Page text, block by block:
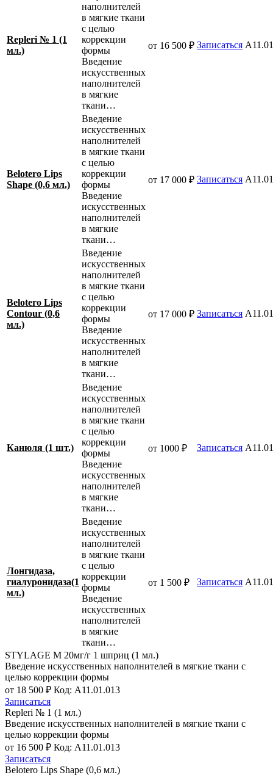
Repleri № 1 (1
мл.)
наполнителей
в мягкие ткани
с целью
коррекции
формы
Введение
искусственных
наполнителей
в мягкие
ткани…
от 16 500 ₽ Записаться
Belotero Lips
Shape (0,6 мл.)
Введение
искусственных
наполнителей
в мягкие ткани
с целью
коррекции
формы
Введение
искусственных
наполнителей
в мягкие
ткани…
от 17 000 ₽ Записаться
Belotero Lips
Contour (0,6
мл.)
Введение
искусственных
наполнителей
в мягкие ткани
с целью
коррекции
формы
Введение
искусственных
наполнителей
в мягкие
ткани…
от 17 000 ₽ Записаться
Канюля (1 шт.)
Введение
искусственных
наполнителей
в мягкие ткани
с целью
коррекции
формы
Введение
искусственных
наполнителей
в мягкие
ткани…
от 1000 ₽ Записаться
Лонгидаза,
гиалуронидаза(1
мл.)
Введение
искусственных
наполнителей
в мягкие ткани
с целью
коррекции
формы
Введение
искусственных
наполнителей
в мягкие
ткани…
от 1 500 ₽ Записаться
STYLAGE М 20мг/г 1 шприц (1 мл.)
Введение искусственных наполнителей в мягкие ткани с
целью коррекции формы
от 18 500 ₽ Код: A11.01.013
Записаться
Repleri № 1 (1 мл.)
Введение искусственных наполнителей в мягкие ткани с
целью коррекции формы
от 16 500 ₽ Код: A11.01.013
Записаться
Belotero Lips Shape (0,6 мл.)